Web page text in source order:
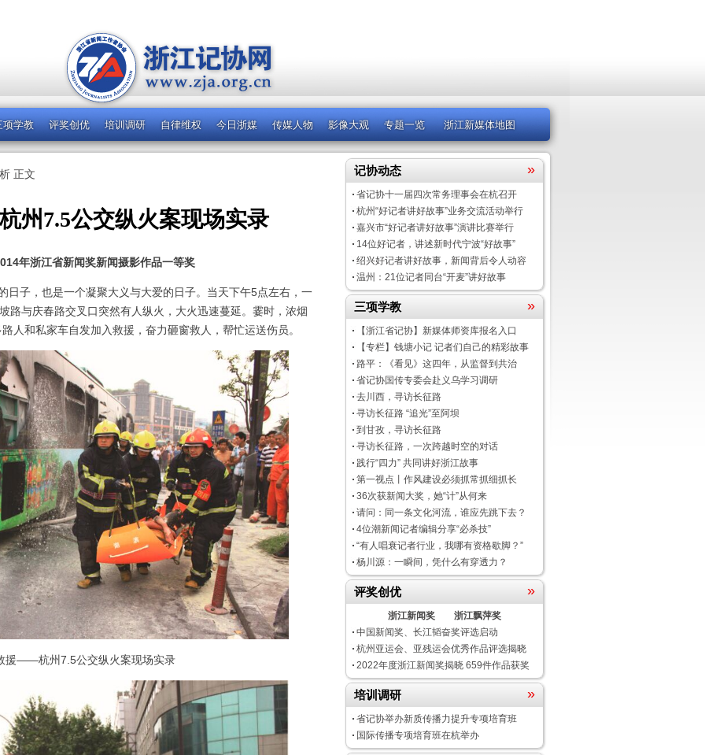
项学教 评奖创优 培训调研 自律维权 今日浙媒 传媒人物 影像大观 专题一览 浙江新媒体地图
正文
7.5公交纵火案现场实录
年浙江省新闻奖新闻摄影作品一等奖
子，也是一个凝聚大义与大爱的日子。当天下午5点左右，一
路与庆春路交叉口突然有人纵火，大火迅速蔓延。霎时，浓烟
人和私家车自发加入救援，奋力砸窗救人，帮忙运送伤员。
援——杭州7.5公交纵火案现场实录
记协动态 »
省记协十一届四次常务理事会在杭召开
杭州“好记者讲好故事”业务交流活动举行
嘉兴市“好记者讲好故事”演讲比赛举行
14位好记者，讲述新时代宁波“好故事”
绍兴好记者讲好故事，新闻背后令人动容
温州：21位记者同台“开麦”讲好故事
三项学教 »
【浙江省记协】新媒体师资库报名入口
【专栏】钱塘小记 记者们自己的精彩故事
路平：《看见》这四年，从监督到共治
省记协国传专委会赴义乌学习调研
去川西，寻访长征路
寻访长征路 “追光”至阿坝
到甘孜，寻访长征路
寻访长征路，一次跨越时空的对话
践行“四力” 共同讲好浙江故事
第一视点丨作风建设必须抓常抓细抓长
36次获新闻大奖，她“计”从何来
请问：同一条文化河流，谁应先跳下去？
4位潮新闻记者编辑分享“必杀技”
“有人唱衰记者行业，我哪有资格歇脚？”
杨川源：一瞬间，凭什么有穿透力？
评奖创优 »
浙江新闻奖
浙江飘萍奖
中国新闻奖、长江韬奋奖评选启动
杭州亚运会、亚残运会优秀作品评选揭晓
2022年度浙江新闻奖揭晓 659件作品获奖
培训调研 »
省记协举办新质传播力提升专项培育班
国际传播专项培育班在杭举办